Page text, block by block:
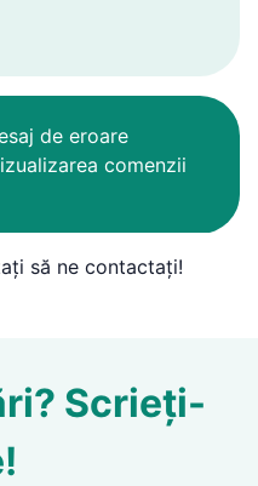
de eroare
comenzii
să ne contactați!
Scrieți-